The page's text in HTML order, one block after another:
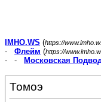
IMHO.WS (https://
- Флейм (https://
- -
Московская
Томоэ